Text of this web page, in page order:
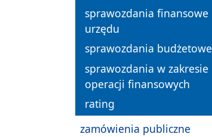
sprawozdania finansowe
urzędu
sprawozdania budżetowe
sprawozdania w zakresie
operacji finansowych
rating
zamówienia publiczne